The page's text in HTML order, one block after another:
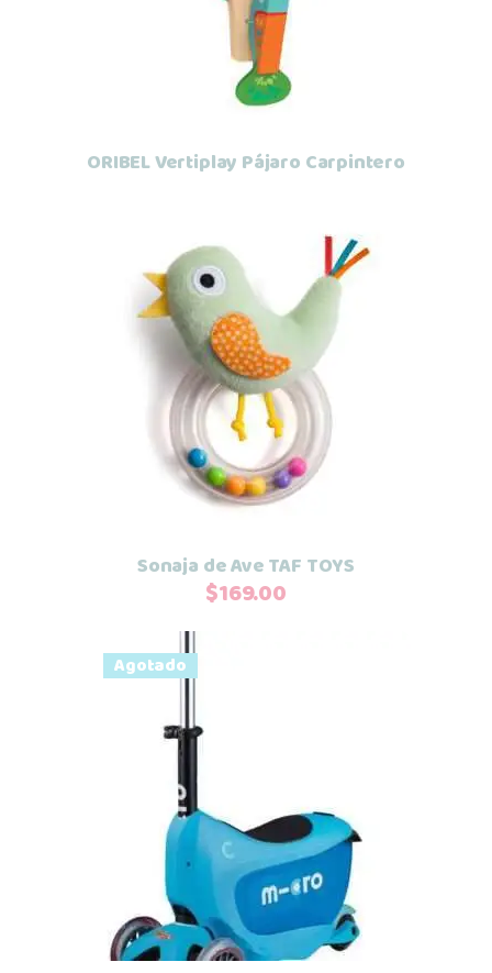
ORIBEL Vertiplay Pájaro Carpintero
Añadir al carrito
Sonaja de Ave TAF TOYS
$169.00
Agotado